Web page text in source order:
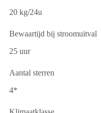
20 kg/24u
Bewaartijd bij stroomuitval
25 uur
Aantal sterren
4*